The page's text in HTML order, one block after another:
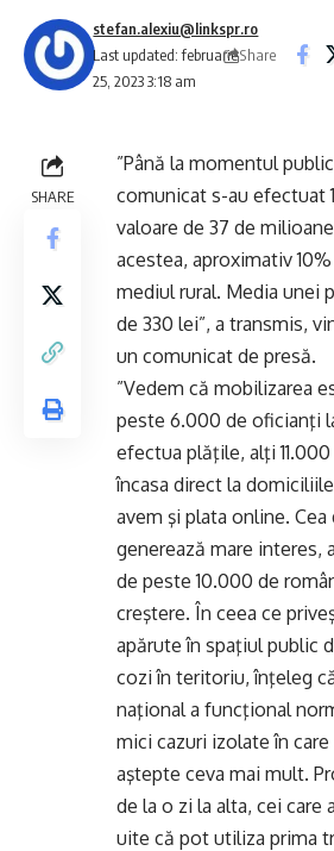
Last updated: februarie
25, 2023 3:18 am
stefan.alexiu@linkspr.ro
Share
SHARE
”Până la momentul
comunicat s-au efectuat
valoare de 37 de
acestea, aproximativ
mediul rural. Media unei
de 330 lei”, a transmis,
un comunicat de presă.
”Vedem că mobilizarea
peste 6.000 de oficianţi
efectua plăţile, alţi
încasa direct la
avem şi plata online.
generează mare
de peste 10.000 de
creştere. În ceea ce
apărute în spaţiul public
cozi în teritoriu, înţeleg
naţional a funcţional
mici cazuri izolate în
aştepte ceva mai mult.
de la o zi la alta, cei care
uite că pot utiliza prima